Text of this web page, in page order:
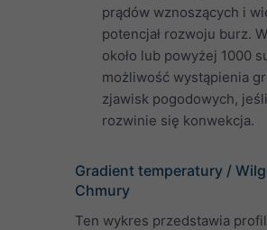
prądów wznoszących i
potencjał rozwoju burz.
około lub powyżej 1000
możliwość wystąpienia
zjawisk pogodowych, jeśli
rozwinie się konwekcja.
Gradient temperatury /
Chmury
Ten wykres przedstawia profil